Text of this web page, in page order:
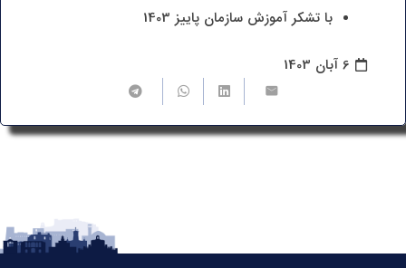
با تشکر آموزش سازمان پاییز 1403
6 آبان 1403